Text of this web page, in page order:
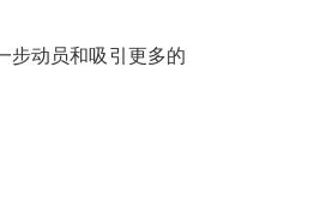
步动员和吸引更多的